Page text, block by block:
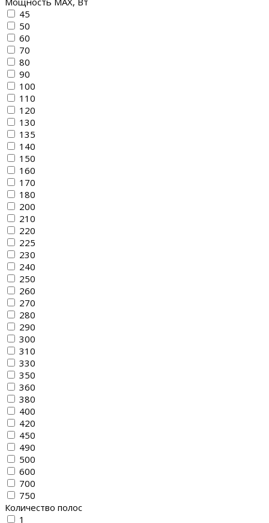
45
50
60
70
80
90
100
110
120
130
135
140
150
160
170
180
200
210
220
225
230
240
250
260
270
280
290
300
310
330
350
360
380
400
420
450
490
500
600
700
750
Количество полос
1